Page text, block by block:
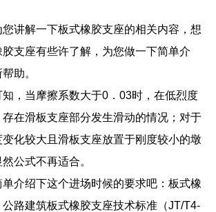
讲解一下板式橡胶支座的相关内容，想
支座有些许了解，为您做一下简单介
助。
，当摩擦系数大于0．03时，在低烈度
在滑板支座部分发生滑动的情况；对于
化较大且滑板支座放置于刚度较小的墩
公式不再适合。
介绍下这个进场时候的要求吧：板式橡
路建筑板式橡胶支座技术标准（JT/T4-